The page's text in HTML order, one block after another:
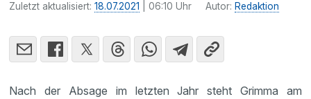
Zuletzt aktualisiert:18.07.2021 | 06:10 Uhr Autor: Redaktion
Nach der Absage im letzten Jahr steht Grimma am